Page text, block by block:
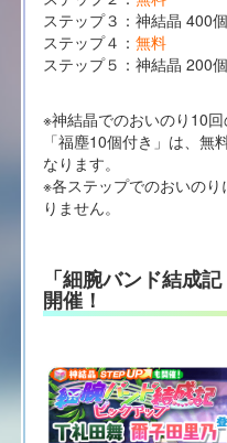
ステップ３：神結晶 400個
ステップ４： 無料
ステップ５：神結晶 200個
※神結晶でのおいのり10
「福塵10個付き」は、無
なります。
※各ステップでのおいの
りません。
「細腕バンド結成
開催！